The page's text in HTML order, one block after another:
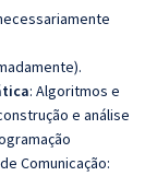
: Algoritmos e
e análise
Comunicação: